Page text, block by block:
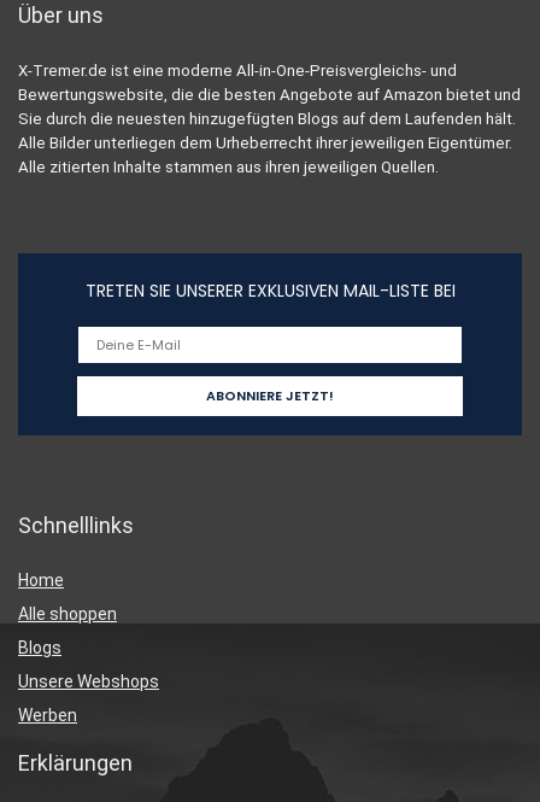
Über uns
X-Tremer.de ist eine moderne All-in-One-Preisvergleichs- und
Bewertungswebsite, die die besten Angebote auf Amazon bietet und
Sie durch die neuesten hinzugefügten Blogs auf dem Laufenden hält.
Alle Bilder unterliegen dem Urheberrecht ihrer jeweiligen Eigentümer.
Alle zitierten Inhalte stammen aus ihren jeweiligen Quellen.
TRETEN SIE UNSERER EXKLUSIVEN MAIL-LISTE BEI
Schnelllinks
Home
Alle shoppen
Blogs
Unsere Webshops
Werben
Erklärungen